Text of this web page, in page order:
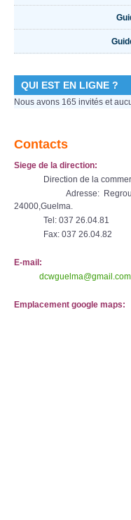
QUI EST EN LIGNE ?
Nous avons 165 invités et
Contacts
Siege de la direction:
Direction de la
Adresse:
24000,Guelma.
Tel: 037 26.04.81
Fax: 037 26.04.82
E-mail:
dcwguelma@gmail.com
Emplacement google maps: